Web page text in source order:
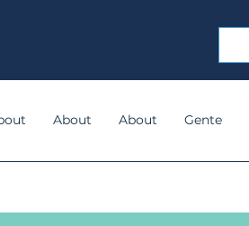
About About Gente